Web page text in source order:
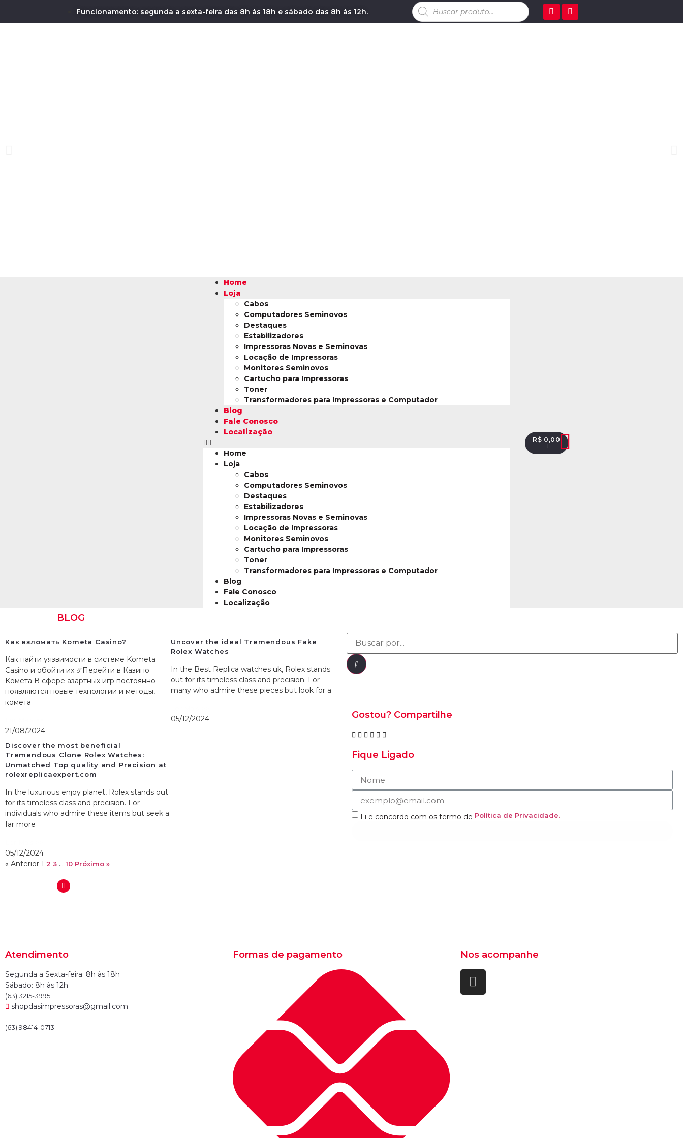
Funcionamento: segunda a sexta-feira das 8h às 18h e sábado das 8h às 12h.
Home
Loja
Cabos
Computadores Seminovos
Destaques
Estabilizadores
Impressoras Novas e Seminovas
Locação de Impressoras
Monitores Seminovos
Cartucho para Impressoras
Toner
Transformadores para Impressoras e Computador
Blog
Fale Conosco
Localização
Home
Loja
Cabos
Computadores Seminovos
Destaques
Estabilizadores
Impressoras Novas e Seminovas
Locação de Impressoras
Monitores Seminovos
Cartucho para Impressoras
Toner
Transformadores para Impressoras e Computador
Blog
Fale Conosco
Localização
R$ 0,00
BLOG
Как взломать Kometa Casino?
Как найти уязвимости в системе Kometa
Casino и обойти их ☄️Перейти в Казино
Комета В сфере азартных игр постоянно
появляются новые технологии и методы,
комета
21/08/2024
Uncover the ideal Tremendous Fake
Rolex Watches
In the Best Replica watches uk, Rolex stands
out for its timeless class and precision. For
many who admire these pieces but look for a
05/12/2024
Discover the most beneficial
Tremendous Clone Rolex Watches:
Unmatched Top quality and Precision at
rolexreplicaexpert.com
In the luxurious enjoy planet, Rolex stands out
for its timeless class and precision. For
individuals who admire these items but seek a
far more
05/12/2024
« Anterior 1 2 3 … 10 Próximo »
Gostou? Compartilhe
Fique Ligado
Li e concordo com os termo de Política de Privacidade.
Atendimento
Segunda a Sexta-feira: 8h às 18h
Sábado: 8h às 12h
(63) 3215-3995
shopdasimpressoras@gmail.com
(63) 98414-0713
Formas de pagamento Nos acompanhe